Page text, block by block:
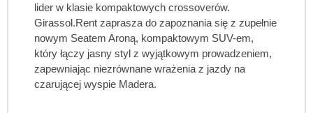
lider w klasie kompaktowych crossoverów.
Girassol.Rent zaprasza do zapoznania się z zupełnie
nowym Seatem Aroną, kompaktowym SUV-em,
który łączy jasny styl z wyjątkowym prowadzeniem,
zapewniając niezrównane wrażenia z jazdy na
czarującej wyspie Madera.